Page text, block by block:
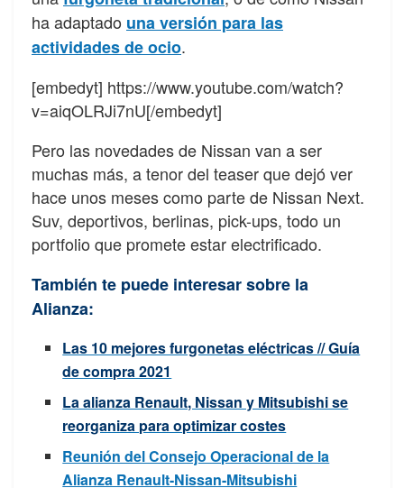
ha adaptado una versión para las
actividades de ocio.
[embedyt] https://www.youtube.com/watch?
v=aiqOLRJi7nU[/embedyt]
Pero las novedades de Nissan van a ser
muchas más, a tenor del teaser que dejó ver
hace unos meses como parte de Nissan Next.
Suv, deportivos, berlinas, pick-ups, todo un
portfolio que promete estar electrificado.
También te puede interesar sobre la
Alianza:
Las 10 mejores furgonetas eléctricas // Guía
de compra 2021
La alianza Renault, Nissan y Mitsubishi se
reorganiza para optimizar costes
Reunión del Consejo Operacional de la
Alianza Renault-Nissan-Mitsubishi